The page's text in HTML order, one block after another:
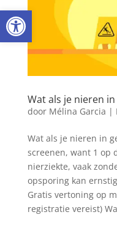
Open toolbar
Wat als je nieren
door Mélina Garcia |
Wat als je nieren in
screenen, want 1 op
nierziekte, vaak
opsporing kan
Gratis vertoning op
registratie vereist)